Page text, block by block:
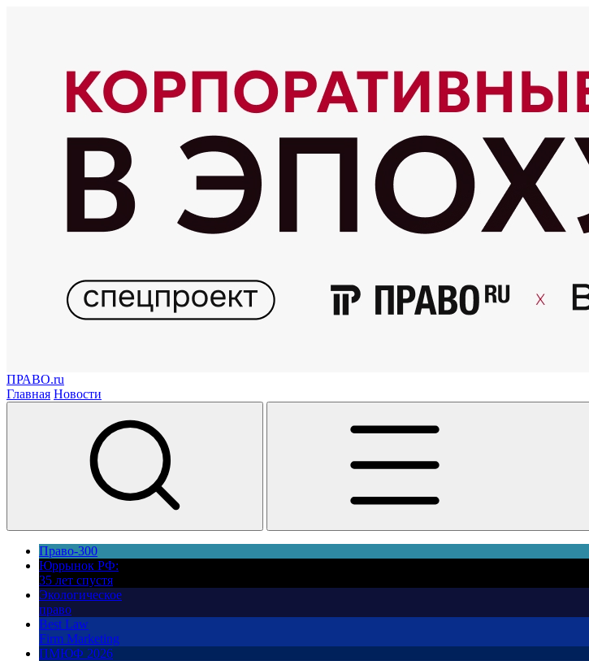
ПРАВО.ru
Главная Новости
Право-300
Юррынок РФ:
35 лет спустя
Экологическое
право
Best Law
Firm Marketing
ПМЮФ 2026